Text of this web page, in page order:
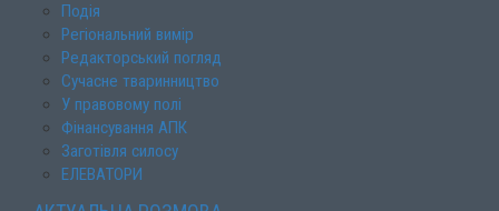
Подія
Регіональний вимір
Редакторський погляд
Сучасне тваринництво
У правовому полі
Фінансування АПК
Заготівля силосу
ЕЛЕВАТОРИ